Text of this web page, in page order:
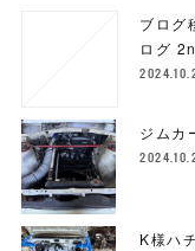
ブロ
ログ
ジムカ
K様ハ